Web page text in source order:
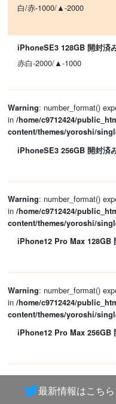
最新情報はこちら
白/赤-1000/▲-2000
iPhoneSE3 128GB 開封済
赤白-2000/▲-1000
Warning: number_format()
in /home/c9712424/
content/themes/yoroshi/
iPhoneSE3 256GB 開封済
Warning: number_format()
in /home/c9712424/
content/themes/yoroshi/
iPhone12 Pro Max 128GB
Warning: number_format()
in /home/c9712424/
content/themes/yoroshi/
iPhone12 Pro Max 256GB
: number_format()
/home/c9712424/